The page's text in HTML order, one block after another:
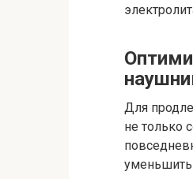
Для
не только
уменьшить